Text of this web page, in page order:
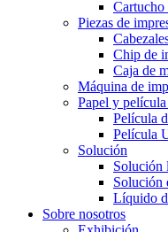
Cartucho
Piezas de
Chip de
Caja de
Máquina de
Papel y
Película
Película
Solución
Solución
Solución
Líquido
Sobre nosotros